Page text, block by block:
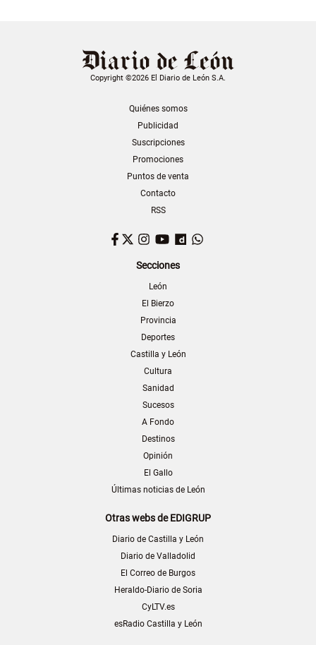
Copyright ©2026 El Diario de León S.A.
Quiénes somos
Publicidad
Suscripciones
Promociones
Puntos de venta
Contacto
RSS
Facebook
TwitterInstagram
YouTubeDailymotion
Secciones
León
El Bierzo
Provincia
Deportes
Castilla y León
Cultura
Sanidad
Sucesos
A Fondo
Destinos
Opinión
El Gallo
Últimas noticias de León
Otras webs de EDIGRUP
Diario de Castilla y León
Diario de Valladolid
El Correo de Burgos
Heraldo-Diario de Soria
CyLTV.es
esRadio Castilla y León